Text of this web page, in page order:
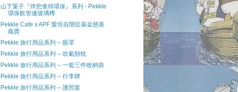
山下菓子『伴您食得環保』系列 - Pekkle
環保飲管連玻璃樽
Pekkle Cafe x APF 愛培自閉症基金慈善
義賣
Pekkle 旅行用品系列 -- 眼罩
Pekkle 旅行用品系列 -- 吹氣頸枕
Pekkle 旅行用品系列 -- 一套三件收納袋
Pekkle 旅行用品系列 -- 行李牌
Pekkle 旅行用品系列 -- 護照套